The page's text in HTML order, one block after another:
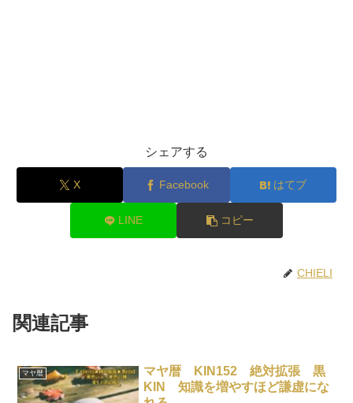
シェアする
X Facebook はてブ
LINE コピー
CHIELI
関連記事
マヤ暦
マヤ暦 KIN152 絶対拡張 黒
KIN 知識を増やすほど謙虚にな